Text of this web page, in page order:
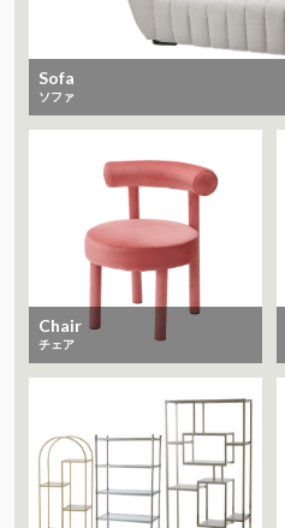
Sofa
ソファ
Chair
チェア